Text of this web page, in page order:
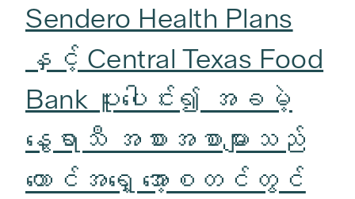
Sendero Health Plans
နှင့် Central Texas Food
Bank ပူးပေါင်း၍ အခမဲ့
နွေရာသီ အစားအစာများသည်
တောင်အရှေ့ အော့စတင်တွင်